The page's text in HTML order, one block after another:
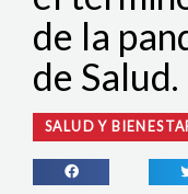
de la
de Salud.
SALUD Y